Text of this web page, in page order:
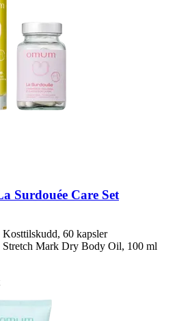
Surdouée Care Set
Kosttilskudd, 60 kapsler
Stretch Mark Dry Body Oil, 100 ml